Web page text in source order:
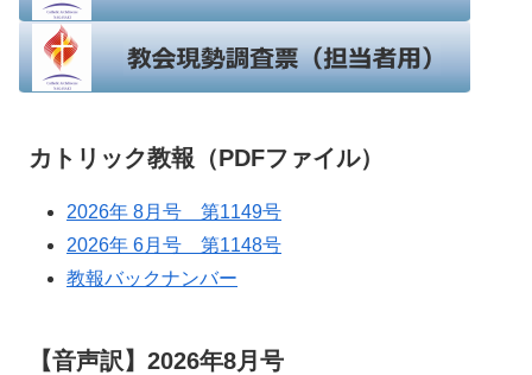
カトリック教報（PDFファイル）
2026年 8月号 第1149号
2026年 6月号 第1148号
教報バックナンバー
【音声訳】2026年8月号